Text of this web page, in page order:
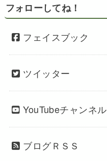
フォローしてね！
フェイスブック
ツイッター
YouTubeチャンネル
ブログＲＳＳ